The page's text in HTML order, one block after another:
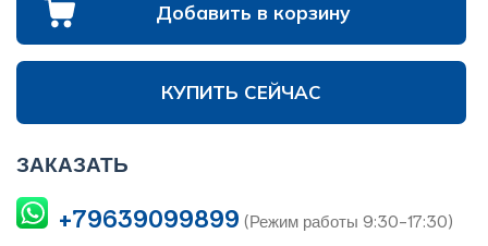
Добавить в корзину
КУПИТЬ СЕЙЧАС
ЗАКАЗАТЬ
+79639099899 (Режим работы 9:30-17:30)